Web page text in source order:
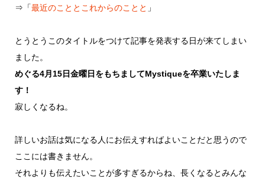
⇒「最近のこととこれからのことと 」
とうとうこのタイトルをつけて記事を発表する日が来てしまい
ました。
めぐる4月15日金曜日をもちましてMystiqueを卒業いたしま
す！
寂しくなるね。
詳しいお話は気になる人にお伝えすればよいことだと思うので
ここには書きません。
それよりも伝えたいことが多すぎるからね、長くなるとみんな